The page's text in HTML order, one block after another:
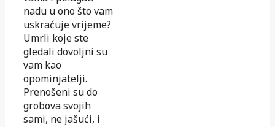
nadu u ono što vam
uskraćuje vrijeme?
Umrli koje ste
gledali dovoljni su
vam kao
opominjatelji.
Prenošeni su do
grobova svojih
sami, ne jašući, i